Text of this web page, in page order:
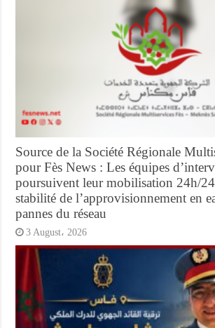
Source de la Société Régionale
pour Fès News : Les équipes
poursuivent leur mobilisation 24h/
stabilité de l’approvisionnement en
pannes du réseau
3 August، 2026